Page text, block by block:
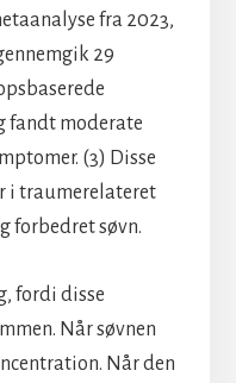
fra 2023,
29
fandt moderate
(3) Disse
i traumerelateret
forbedret søvn.
fordi disse
Når søvnen
Når den